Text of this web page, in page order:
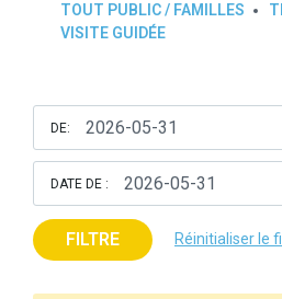
TOUT PUBLIC / FAMILLES
VISITE GUIDÉE
DE:
DATE DE :
FILTRE Réinitialiser le